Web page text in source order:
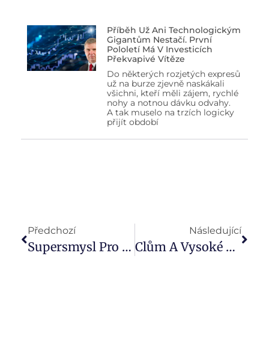
Příběh Už Ani Technologickým
Gigantům Nestačí. První
Pololetí Má V Investicích
Překvapivé Vítěze
Do některých rozjetých expresů
už na burze zjevně naskákali
všichni, kteří měli zájem, rychlé
nohy a notnou dávku odvahy.
A tak muselo na trzích logicky
přijít období
Předchozí
Supersmysl Pro Detail. Investiční Tým Broker Trustu Posílil Petr Šimána
Následující
Clům A Vysoké Ceně Navzdory? Akciové Trhy Za Oceánem Dle Statistik Pokukují Po Ziskovém Roce I Letos